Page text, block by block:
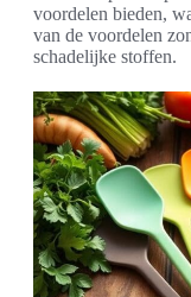
voordelen bieden,
van de voordelen
schadelijke stoffen.